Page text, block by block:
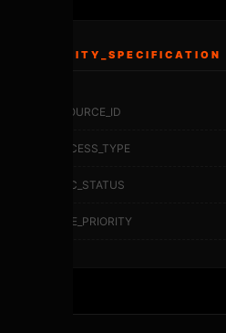
ENTITY_SPECIFICATION
RESOURCE_ID
PROCESS_TYPE
SYNC_STATUS
NODE_PRIORITY